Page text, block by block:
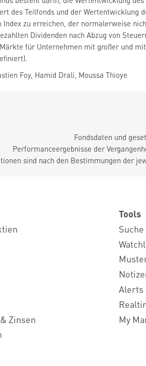
des Teilfonds und der Wertentwicklung
Index zu erreichen, der normalerweise
Dividenden nach Abzug von
für Unternehmen mit großer und
Foy, Hamid Drali, Moussa Thioye
Fondsdaten und
Performanceergebnisse der
sind nach den Bestimmungen der
Zinsen
Tools
Suche
Alerts
My